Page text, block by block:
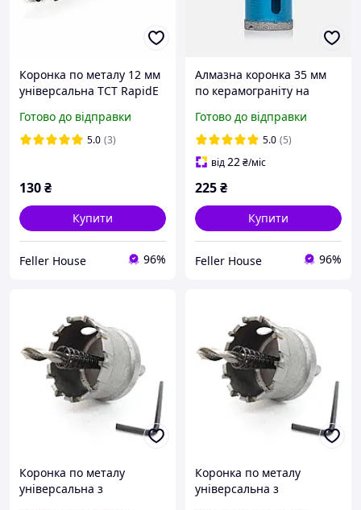
Коронка по металу 12 мм
універсальна TCT RapidE
твердосплавними
напайками
Готово до відправки
5.0 (3)
130₴
Купити
Feller House 96%
Алмазна коронка 35 мм
по керамограніту на
Готово до відправки
5.0 (5)
від22₴/міс
225₴
Купити
Feller House 96%
Коронка по металу
універсальна з
Коронка по металу
універсальна з